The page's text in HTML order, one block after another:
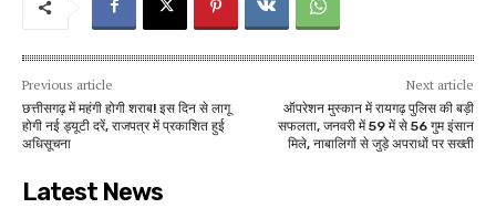
Previous article
छत्तीसगढ़ में महंगी होगी शराब! इस दिन से लागू
होगी नई ड्यूटी दरें, राजपत्र में प्रकाशित हुई
अधिसूचना
Next article
ऑपरेशन मुस्कान में रायगढ़ पुलिस की बड़ी
सफलता, जनवरी में 59 में से 56 गुम इंसान
मिले, नाबालिगों से जुड़े अपराधों पर सख्ती
Latest News